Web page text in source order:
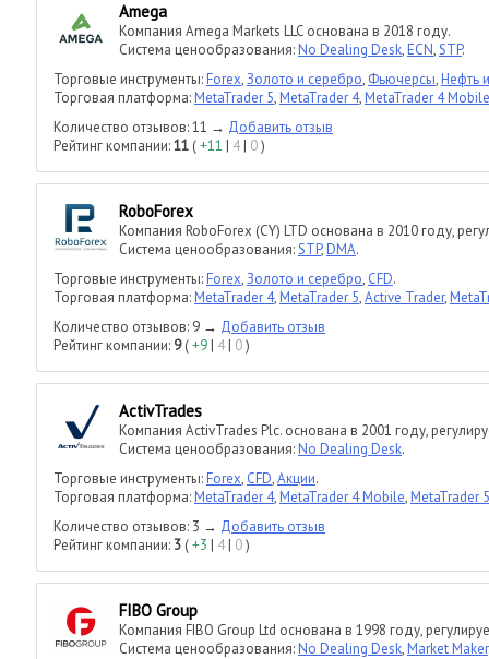
Amega
Компания Amega Markets LLC основана в 2018 году.
Система ценообразования:No Dealing Desk,ECN,STP.
Торговые инструменты:Forex,Золото и серебро, Фьючерсы,Нефть
Торговая платформа:MetaTrader 5,MetaTrader 4,MetaTrader 4 Mobile
Количество отзывов: 11 → Добавить отзыв
Рейтинг компании:11 (+11 | 4| 0)
RoboForex
Компания RoboForex (CY) LTD основана в 2010 году,
Система ценообразования:STP,DMA.
Торговые инструменты:Forex,Золото и серебро, CFD.
Торговая платформа:MetaTrader 4,MetaTrader 5,Active Trader,
Количество отзывов: 9 → Добавить отзыв
Рейтинг компании: 9(+9| 4| 0)
ActivTrades
Компания ActivTrades Plc. основана в 2001 году,
Система ценообразования:No Dealing Desk.
Торговые инструменты:Forex, CFD,Акции.
Торговая платформа:MetaTrader 4,MetaTrader 4 Mobile,MetaTrader 5
Количество отзывов: 3 → Добавить отзыв
Рейтинг компании: 3 (+3 | 4| 0)
FIBO Group
Компания FIBO Group Ltd основана в 1998 году,
Система ценообразования:No Dealing Desk,Market Maker